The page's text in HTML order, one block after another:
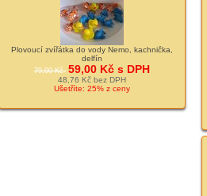
Plovoucí zvířátka do vody Nemo, kachnička,
delfín
79,00 Kč 59,00 Kč s DPH
48,76 Kč bez DPH
Ušetříte: 25% z ceny